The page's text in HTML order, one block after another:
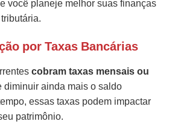
você planeje melhor suas finanças
por Taxas Bancárias
cobram taxas mensais ou
diminuir ainda mais o saldo
essas taxas podem impactar
patrimônio.